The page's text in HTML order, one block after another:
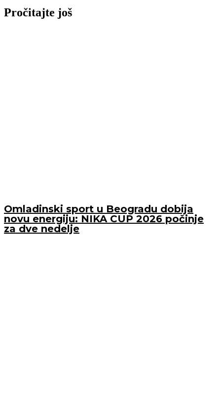
Pročitajte još
Omladinski sport u Beogradu dobija
novu energiju: NIKA CUP 2026 počinje
za dve nedelje